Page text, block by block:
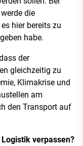
die
hier bereits zu
habe.
der
gleichzeitig zu
Klimakrise und
am
den Transport auf
verpassen?